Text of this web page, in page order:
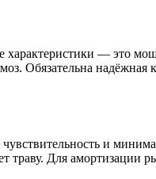
— это
Обязательна надёжная
и
траву. Для амортизации